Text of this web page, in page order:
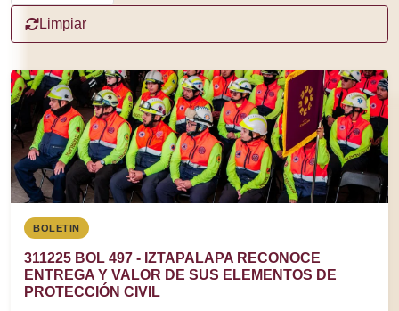
Limpiar
BOLETIN
311225 BOL 497 - IZTAPALAPA RECONOCE
ENTREGA Y VALOR DE SUS ELEMENTOS DE
PROTECCIÓN CIVIL